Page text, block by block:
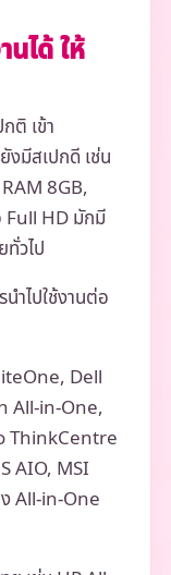
ได้ ให้
ติ เข้า
งมีสเปกดี เช่น
8GB,
Full HD มักมี
วไป
ำไปใช้งานต่อ
Dell
All-in-One,
ThinkCentre
AIO, MSI
All-in-One